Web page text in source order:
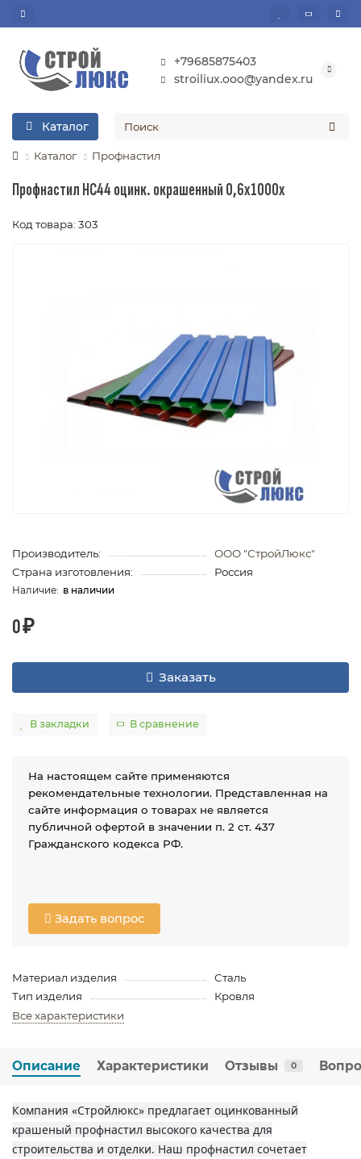
+79685875403
stroiliux.ooo@yandex.ru
Каталог
Каталог Профнастил
Профнастил НС44 оцинк. окрашенный 0,6х1000х
Код товара: 303
Производитель:
ООО "СтройЛюкс"
Страна изготовления:
Россия
в наличии
0 ₽
Заказать
В закладки В сравнение
На настоящем сайте применяются
рекомендательные технологии. Представленная на
сайте информация о товарах не является
публичной офертой в значении п. 2 ст. 437
Гражданского кодекса РФ.
Задать вопрос
Материал изделия
Сталь
Тип изделия
Кровля
Все характеристики
Описание Характеристики Отзывы 0
Компания «Стройлюкс» предлагает оцинкованный
крашеный профнастил высокого качества для
строительства и отделки. Наш профнастил сочетает